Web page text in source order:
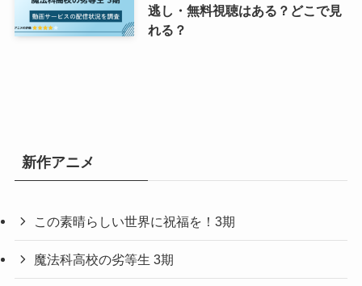
逃し・無料視聴はある？どこで見
れる？
新作アニメ
この素晴らしい世界に祝福を！3期
魔法科高校の劣等生 3期